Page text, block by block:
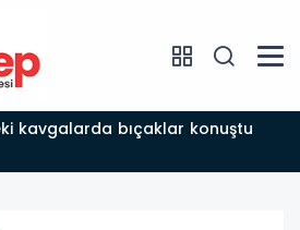
kavgalarda bıçaklar konuştu